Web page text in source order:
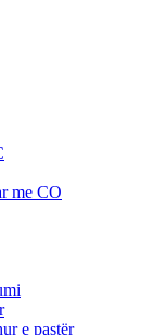
me CO
e pastër